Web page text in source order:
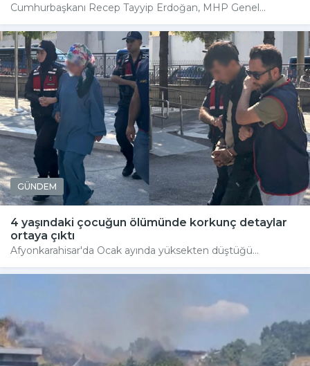
Cumhurbaşkanı Recep Tayyip Erdoğan, MHP Genel...
GÜNDEM
4 yaşındaki çocuğun ölümünde korkunç detaylar
ortaya çıktı
Afyonkarahisar'da Ocak ayında yüksekten düştüğü...